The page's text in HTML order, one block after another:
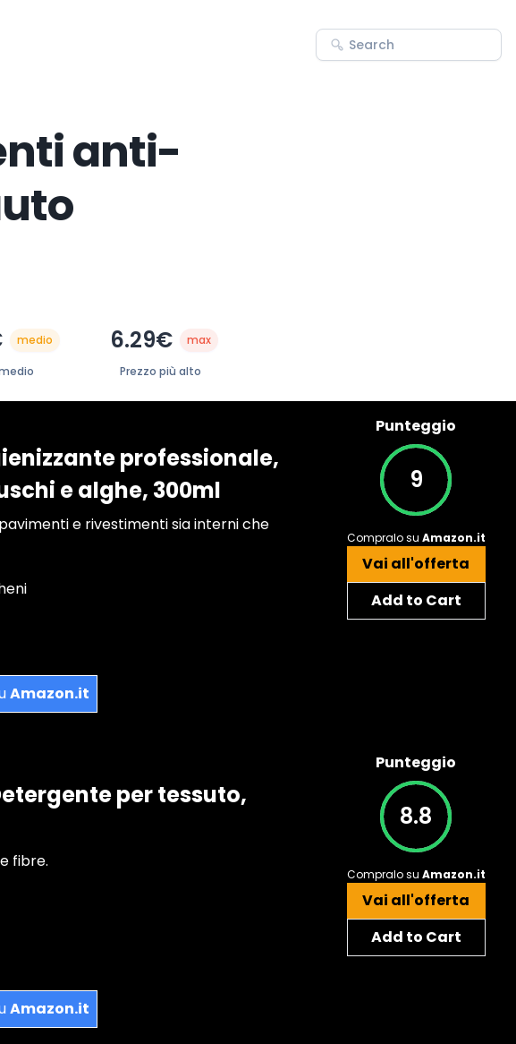
anti-
medio 6.29€ max
Prezzo più alto
professionale,
e alghe, 300ml
e rivestimenti sia interni che
Amazon.it
Punteggio
9
Compralo su Amazon.it
Vai all'offerta
Add to Cart
per tessuto,
fibre.
Amazon.it
Punteggio
8.8
Compralo su Amazon.it
Vai all'offerta
Add to Cart